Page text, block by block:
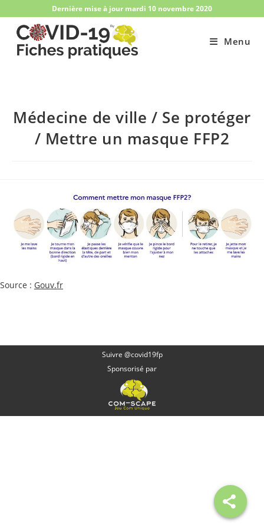
content
Dernière mise à jour mardi 10 novembre 2020
Menu
Médecine de ville / Se protéger
/ Mettre un masque FFP2
Source : Gouv.fr
Suivre @covid19fp
Sponsorisé par